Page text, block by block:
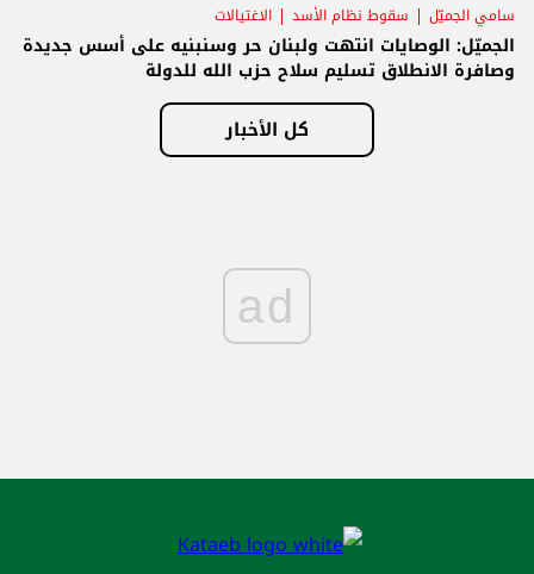
سامي الجميّل سقوط نظام الأسد الاغتيالات
الجميّل: الوصايات انتهت ولبنان حر وسنبنيه على أسس جديدة
وصافرة الانطلاق تسليم سلاح حزب الله للدولة
كل الأخبار
ad